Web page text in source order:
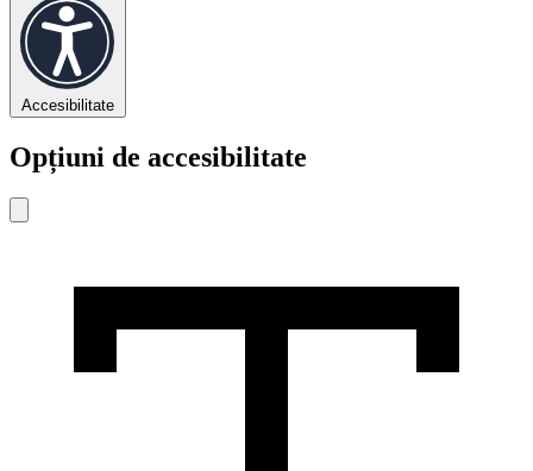
Accesibilitate
Opțiuni de accesibilitate